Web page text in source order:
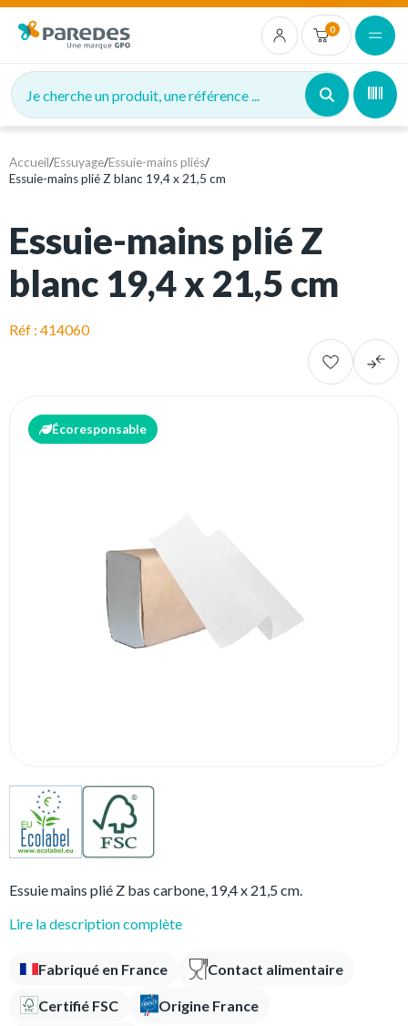
0
Je cherche un produit, une référence ...
Accueil/Essuyage/Essuie-mains pliés/
Essuie-mains plié Z blanc 19,4 x 21,5 cm
Essuie-mains plié Z
blanc 19,4 x 21,5 cm
Réf : 414060
Écoresponsable
Essuie mains plié Z bas carbone, 19,4 x 21,5 cm.
Lire la description complète
Fabriqué en France Contact alimentaire
Certifié FSC Origine France